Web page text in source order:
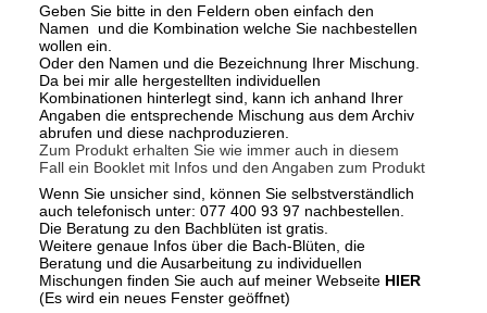
Geben Sie bitte in den Feldern oben einfach den
Namen und die Kombination welche Sie nachbestellen
wollen ein.
Oder den Namen und die Bezeichnung Ihrer Mischung.
Da bei mir alle hergestellten individuellen
Kombinationen hinterlegt sind, kann ich anhand Ihrer
Angaben die entsprechende Mischung aus dem Archiv
abrufen und diese nachproduzieren.
Zum Produkt erhalten Sie wie immer auch in diesem
Fall ein Booklet mit Infos und den Angaben zum Produkt
Wenn Sie unsicher sind, können Sie selbstverständlich
auch telefonisch unter: 077 400 93 97 nachbestellen.
Die Beratung zu den Bachblüten ist gratis.
Weitere genaue Infos über die Bach-Blüten, die
Beratung und die Ausarbeitung zu individuellen
Mischungen finden Sie auch auf meiner Webseite HIER
(Es wird ein neues Fenster geöffnet)